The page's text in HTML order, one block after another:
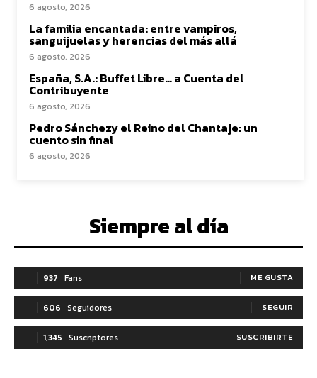
6 agosto, 2026
La familia encantada: entre vampiros,
sanguijuelas y herencias del más allá
6 agosto, 2026
España, S.A.: Buffet Libre… a Cuenta del
Contribuyente
6 agosto, 2026
Pedro Sánchezy el Reino del Chantaje: un
cuento sin final
6 agosto, 2026
Siempre al día
937 Fans ME GUSTA
606 Seguidores SEGUIR
1,345 Suscriptores SUSCRIBIRTE